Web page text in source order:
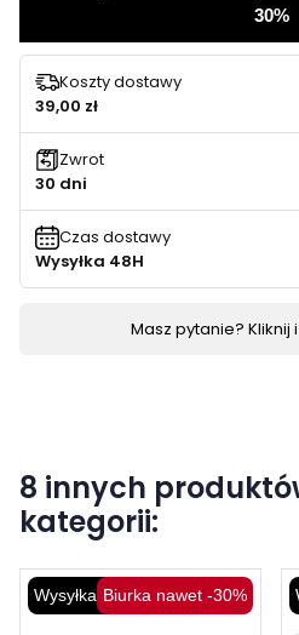
30%
Koszty dostawy
39,00 zł
Zwrot
30 dni
Czas dostawy
Wysyłka 48H
Masz pytanie? Kliknij
8 innych
kategorii:
Wysyłka 48HBiurka nawet -30%